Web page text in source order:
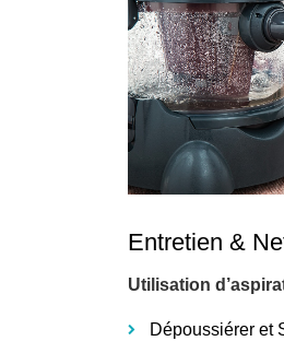
Entretien &
Utilisation
Dépoussiérer et